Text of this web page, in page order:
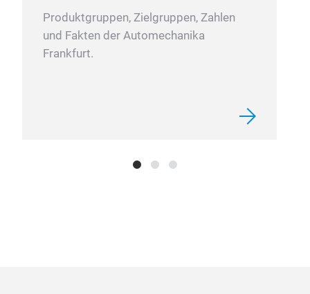
Produktgruppen, Zielgruppen, Zahlen
und Fakten der Automechanika
Frankfurt.